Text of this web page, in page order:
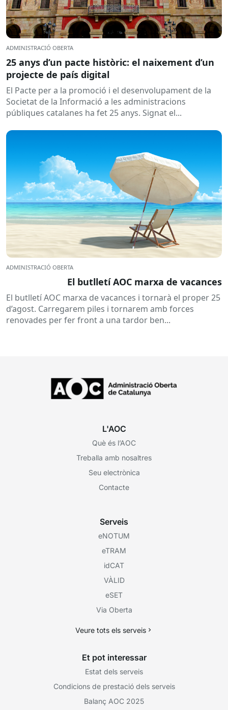
ADMINISTRACIÓ OBERTA
25 anys d’un pacte històric: el naixement d’un
projecte de país digital
El Pacte per a la promoció i el desenvolupament de la
Societat de la Informació a les administracions
públiques catalanes ha fet 25 anys. Signat el...
ADMINISTRACIÓ OBERTA
El butlletí AOC marxa de vacances
El butlletí AOC marxa de vacances i tornarà el proper 25
d’agost. Carregarem piles i tornarem amb forces
renovades per fer front a una tardor ben...
L'AOC
Què és l’AOC
Treballa amb nosaltres
Seu electrònica
Contacte
Serveis
eNOTUM
eTRAM
idCAT
VÀLID
eSET
Via Oberta
Veure tots els serveis
Et pot interessar
Estat dels serveis
Condicions de prestació dels serveis
Balanç AOC 2025